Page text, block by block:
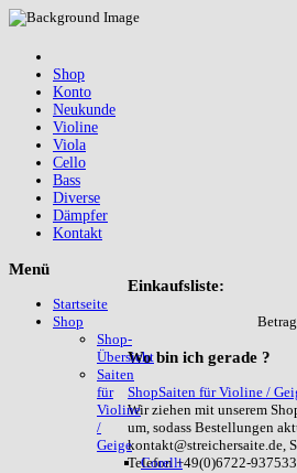
Shop
Konto
Neukunde
Violine
Viola
Cello
Bass
Diverse
Dämpfer
Kontakt
Einkaufsliste:
Wobin ich gerade ?
ShopSaiten für Violine /
Wir ziehen mit unserem
um, sodass Bestellungen
kontakt@streichersaite.de,
Telefon +49(0)6722-
Menü
Startseite
Shop
Shop-
Übersicht
Saiten
für
Violine
/
Geige
Corelli